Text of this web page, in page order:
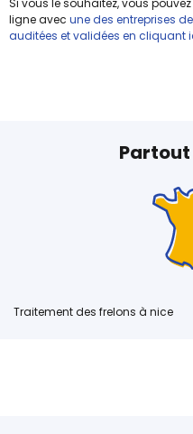
Si vous le souhaitez, vous
ligne avec une des entreprises
auditées et validées en cliquant
Partout
Traitement des frelons à nice